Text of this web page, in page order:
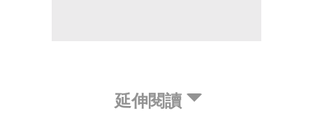
延伸閱讀